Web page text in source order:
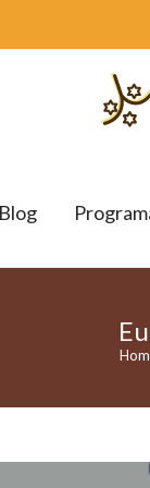
Blog